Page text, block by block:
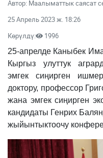
Автор: Маалыматтык саясат
25 Апрель 2023 ж. 18:26
Көрүлдү:
1996
25-апрелде Каныбек
Кыргыз улуттук
эмгек сиңирген
доктору, профессор
жана эмгек сиңирген
кандидаты Генрих
жыйынтыктоочу